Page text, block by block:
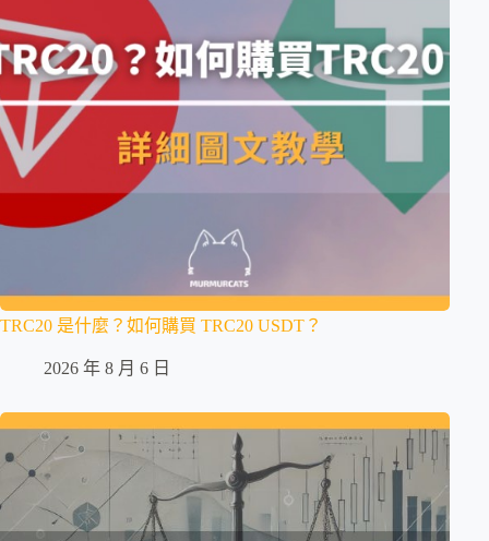
TRC20 是什麼？如何購買 TRC20 USDT？
2026 年 8 月 6 日